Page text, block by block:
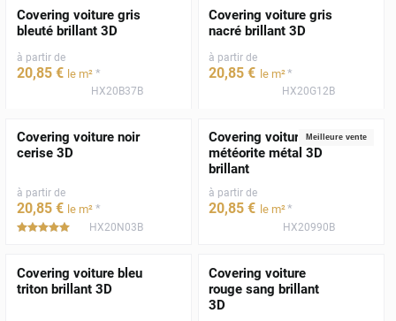
Covering voiture gris
bleuté brillant 3D
à partir de
20,85 € le m² *
HX20B37B
Covering voiture gris
nacré brillant 3D
à partir de
20,85 € le m²*
HX20G12B
Covering voiture noir
cerise 3D
à partir de
20,85 € le m² *
*****HX20N03B
Meilleure vente
Covering voiture gris
météorite métal 3D
brillant
à partir de
20,85 € le m²*
HX20990B
Covering voiture bleu
triton brillant 3D
Covering voiture
rouge sang brillant
3D